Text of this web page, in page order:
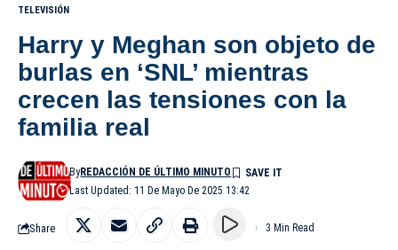
TELEVISIÓN
Harry y Meghan son objeto de
burlas en ‘SNL’ mientras
crecen las tensiones con la
familia real
Last Updated: 11 De Mayo De 2025 13:42
ByREDACCIÓN DE ÚLTIMO MINUTO
Share 3 Min Read